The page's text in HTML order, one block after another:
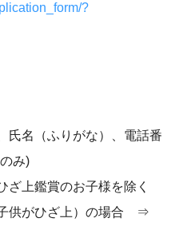
?
名（ふりがな）、電話番
み)
上鑑賞のお子様を除く
子供がひざ上）の場合 ⇒